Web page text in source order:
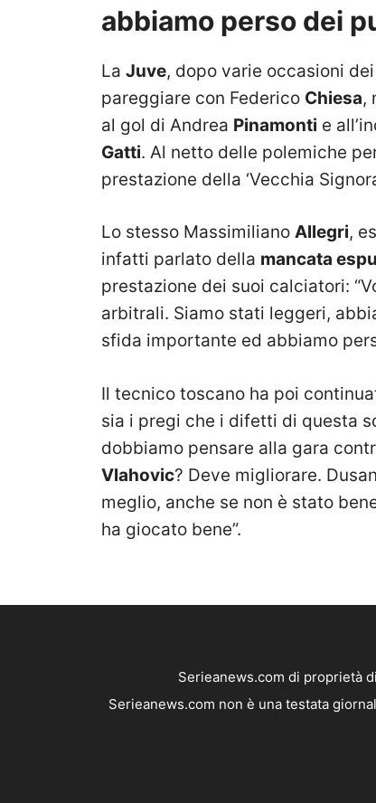
abbiamo perso dei
La Juve, dopo varie occasioni
pareggiare con Federico Chiesa,
al gol di Andrea Pinamonti e
Gatti. Al netto delle polemiche
prestazione della ‘Vecchia
Lo stesso Massimiliano Allegri,
infatti parlato della mancata
prestazione dei suoi calciatori:
arbitrali. Siamo stati leggeri,
sfida importante ed abbiamo
Il tecnico toscano ha poi
sia i pregi che i difetti di questa
dobbiamo pensare alla gara
Vlahovic? Deve migliorare.
meglio, anche se non è stato
ha giocato bene”.
Serieanews.com di proprietà
Serieanews.com non è una testata